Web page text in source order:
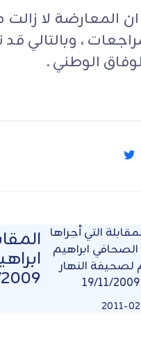
ان المعارضة لا
، وبالتالي
الوطني .
2011-